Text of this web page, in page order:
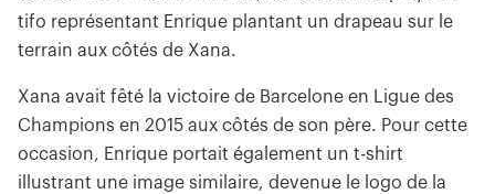
tifo représentant Enrique plantant un drapeau sur le
terrain aux côtés de Xana.
Xana avait fêté la victoire de Barcelone en Ligue des
Champions en 2015 aux côtés de son père. Pour cette
occasion, Enrique portait également un t-shirt
illustrant une image similaire, devenue le logo de la